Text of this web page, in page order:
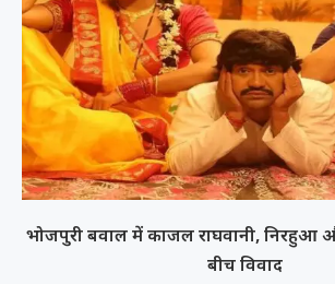
भोजपुरी बवाल में काजल राघवानी, निरहुआ
बीच विवाद